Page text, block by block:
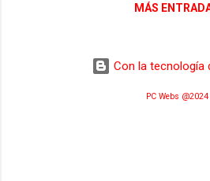
MÁS
Con la tecnología
PC Webs @2024